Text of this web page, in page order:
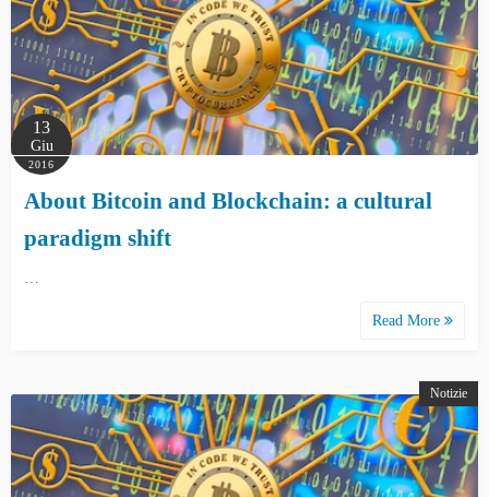
13
Giu
2016
About Bitcoin and Blockchain: a cultural
paradigm shift
…
Read More
Notizie